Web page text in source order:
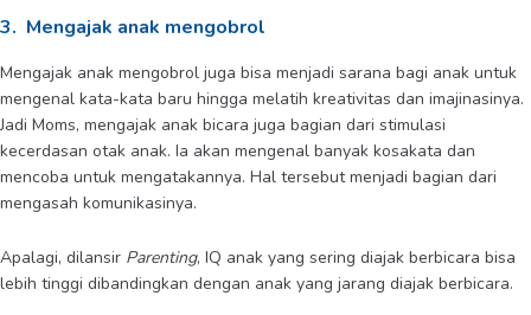
3. Mengajak anak mengobrol
Mengajak anak mengobrol juga bisa menjadi sarana bagi anak untuk
mengenal kata-kata baru hingga melatih kreativitas dan imajinasinya.
Jadi Moms, mengajak anak bicara juga bagian dari stimulasi
kecerdasan otak anak. Ia akan mengenal banyak kosakata dan
mencoba untuk mengatakannya. Hal tersebut menjadi bagian dari
mengasah komunikasinya.
Apalagi, dilansir Parenting, IQ anak yang sering diajak berbicara bisa
lebih tinggi dibandingkan dengan anak yang jarang diajak berbicara.